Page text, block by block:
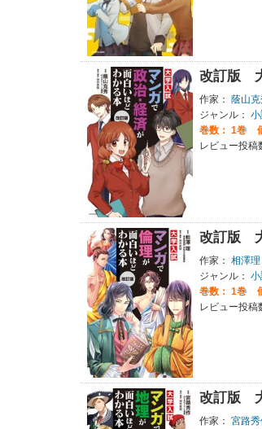
改訂版
作家： 蔭山克
ジャンル：
巻数： 1巻
レビュー投稿
改訂版
作家： 相澤理
ジャンル：
巻数： 1巻
レビュー投稿
改訂版
作家： 宮路秀